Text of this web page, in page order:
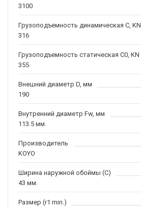
3100
Грузоподъемность динамическая C, KN
316
Грузоподъемность статическая C0, KN
355
Внешний диаметр D, мм
190
Внутренний диаметр Fw, мм
113.5 мм.
Производитель
KOYO
Ширина наружной обоймы (C)
43 мм.
Размер (r1 min.)